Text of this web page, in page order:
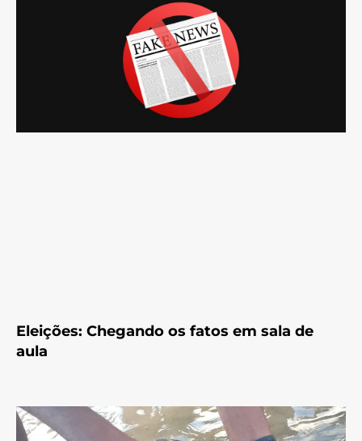
Eleições: Chegando os fatos em sala de
aula